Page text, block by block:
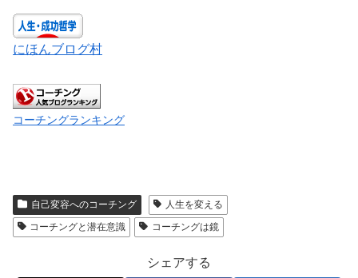
にほんブログ村
コーチングランキング
自己変容へのコーチング
人生を変える
コーチングと潜在意識
コーチングは鏡
シェアする